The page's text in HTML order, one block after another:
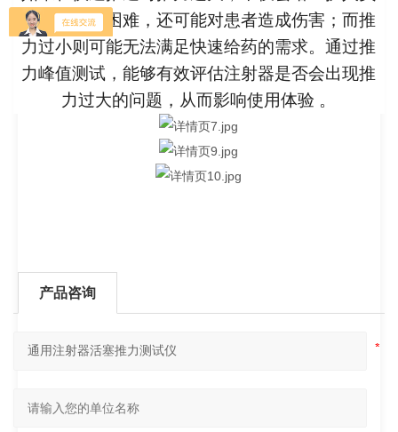
的操作带来困难，还可能对患者造成伤害；而推
力过小则可能无法满足快速给药的需求。通过推
力峰值测试，能够有效评估注射器是否会出现推
力过大的问题，从而影响使用体验 。
产品咨询